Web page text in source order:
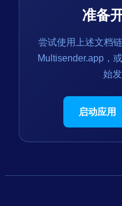
准备
尝试使用上述文档
Multisender.app，
始
启动应用